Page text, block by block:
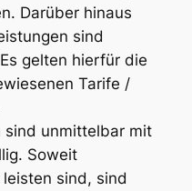
Darüber hinaus
sind
gelten hierfür die
Tarife /
sind unmittelbar mit
Soweit
sind, sind